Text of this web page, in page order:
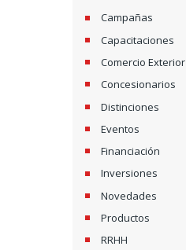
Campañas
Capacitaciones
Comercio Exterior
Concesionarios
Distinciones
Eventos
Financiación
Inversiones
Novedades
Productos
RRHH